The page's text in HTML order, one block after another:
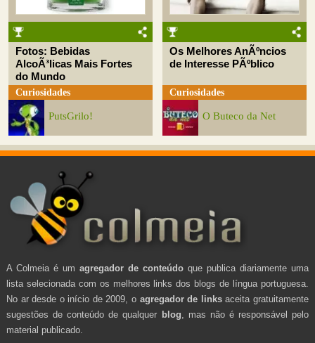
Fotos: Bebidas
AlcoÃ³licas Mais Fortes
do Mundo
Curiosidades
PutsGrilo!
Os Melhores AnÃºncios
de Interesse PÃºblico
Curiosidades
O Buteco da Net
A Colmeia é um agregador de conteúdo que publica diariamente uma
lista selecionada com os melhores links dos blogs de língua portuguesa.
No ar desde o início de 2009, o agregador de linksaceita gratuitamente
sugestões de conteúdo de qualquer blog , mas não é responsável pelo
material publicado.